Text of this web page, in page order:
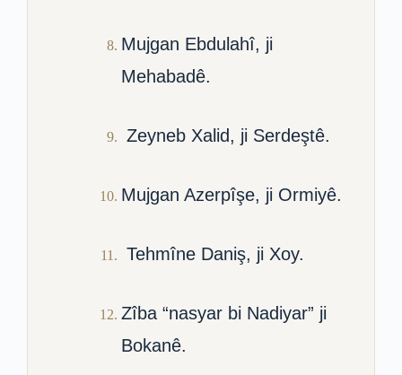
Mujgan Ebdulahî, ji
Mehabadê.
Zeyneb Xalid, ji Serdeştê.
Mujgan Azerpîşe, ji Ormiyê.
Tehmîne Daniş, ji Xoy.
Zîba “nasyar bi Nadiyar” ji
Bokanê.